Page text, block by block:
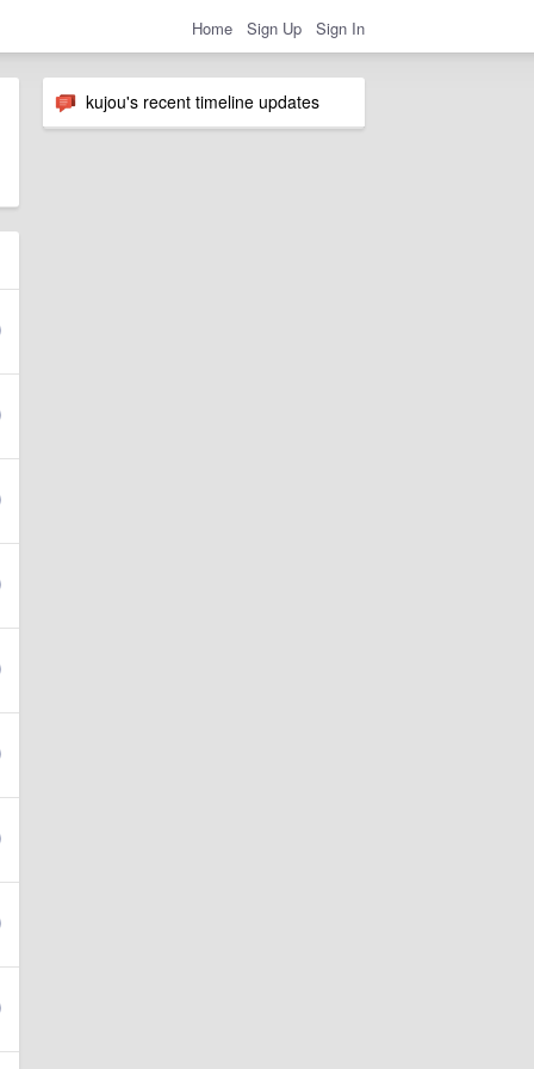
Home Sign Up Sign In
kujou's recent timeline updates